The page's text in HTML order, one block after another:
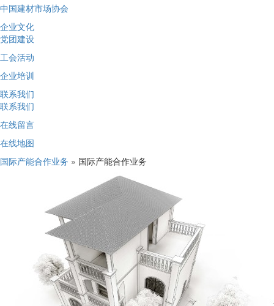
中国建材市场协会
企业文化
党团建设
工会活动
企业培训
联系我们
联系我们
在线留言
在线地图
国际产能合作业务 » 国际产能合作业务